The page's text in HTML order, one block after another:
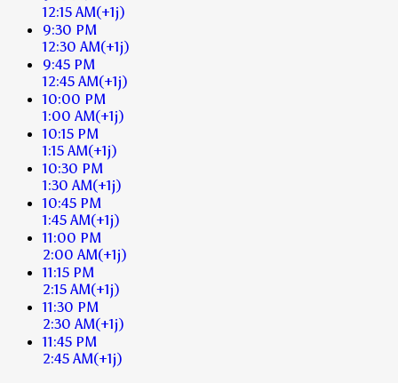
12:15 AM(+1j)
9:30 PM
12:30 AM(+1j)
9:45 PM
12:45 AM(+1j)
10:00 PM
1:00 AM(+1j)
10:15 PM
1:15 AM(+1j)
10:30 PM
1:30 AM(+1j)
10:45 PM
1:45 AM(+1j)
11:00 PM
2:00 AM(+1j)
11:15 PM
2:15 AM(+1j)
11:30 PM
2:30 AM(+1j)
11:45 PM
2:45 AM(+1j)